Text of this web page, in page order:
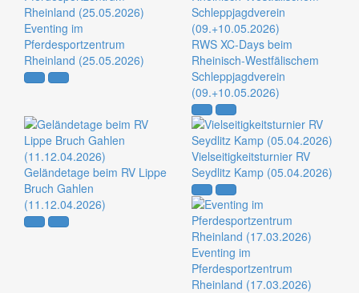
Eventing im
Pferdesportzentrum
Rheinland (25.05.2026)
RWS XC-Days beim
Rheinisch-Westfälischem
Schleppjagdverein
(09.+10.05.2026)
Geländetage beim RV Lippe
Bruch Gahlen
(11.12.04.2026)
Vielseitigkeitsturnier RV
Seydlitz Kamp (05.04.2026)
Eventing im
Pferdesportzentrum
Rheinland (17.03.2026)